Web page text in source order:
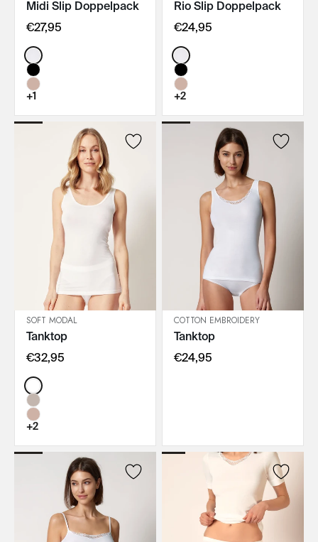
IN DEN WARENKORB
Midi Slip Doppelpack
€27,95
Color:
+1
Rio Slip Doppelpack
€24,95
Color:
+2
IN DEN WARENKORB
SOFT MODAL
Tanktop
€32,95
Color:
+2
IN DEN WARENKORB
COTTON EMBROIDERY
Tanktop
€24,95